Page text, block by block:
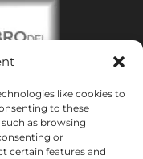
like cookies to
to these
as browsing
or
certain features and